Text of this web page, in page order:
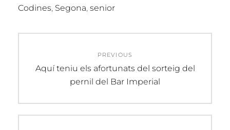
Codines, Segona, senior
d'entrades
PREVIOUS
Previous
Aquí teniu els afortunats del sorteig del
pernil del Bar Imperial